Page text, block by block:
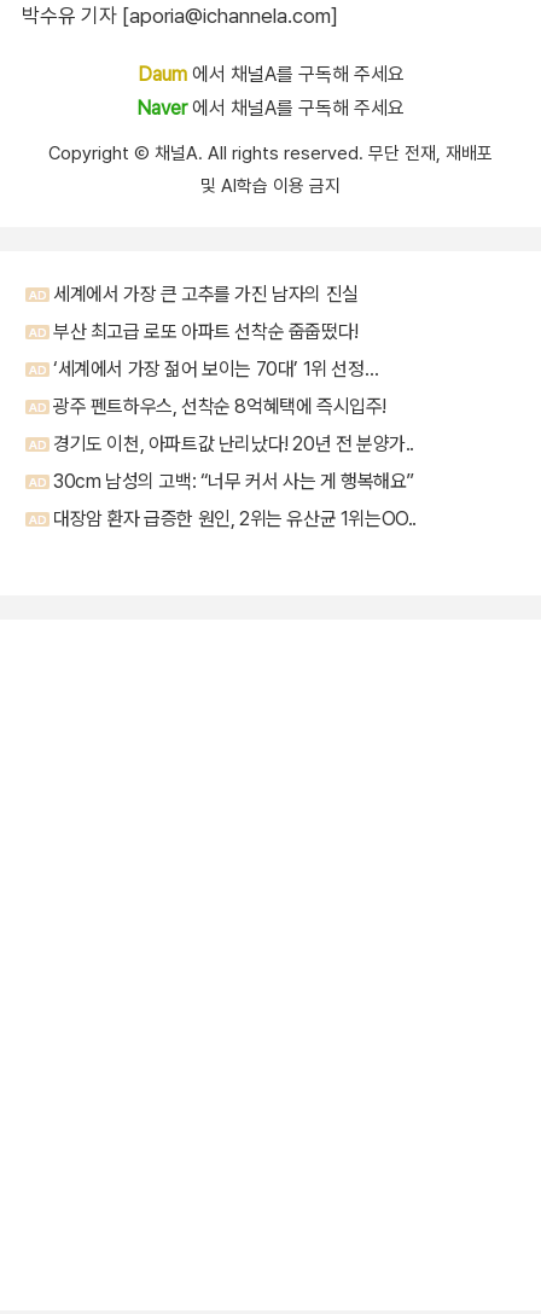
박수유 기자 [aporia@ichannela.com]
Daum에서 채널A를 구독해 주세요
Naver에서 채널A를 구독해 주세요
Copyright Ⓒ 채널A. All rights reserved. 무단 전재, 재배포
및 AI학습 이용 금지